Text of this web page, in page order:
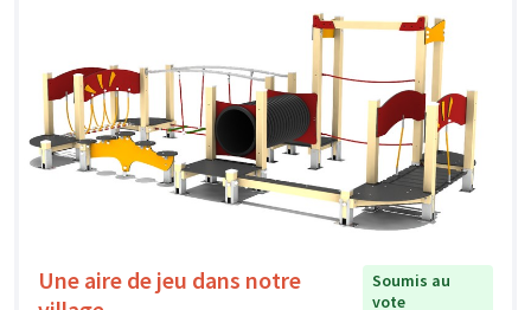
Une aire de jeu dans notre
Soumis au
vote